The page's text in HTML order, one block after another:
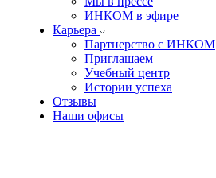
ИНКОМ в эфире
Карьера
Партнерство с ИНКОМ
Приглашаем
Учебный центр
Истории успеха
Отзывы
Наши офисы